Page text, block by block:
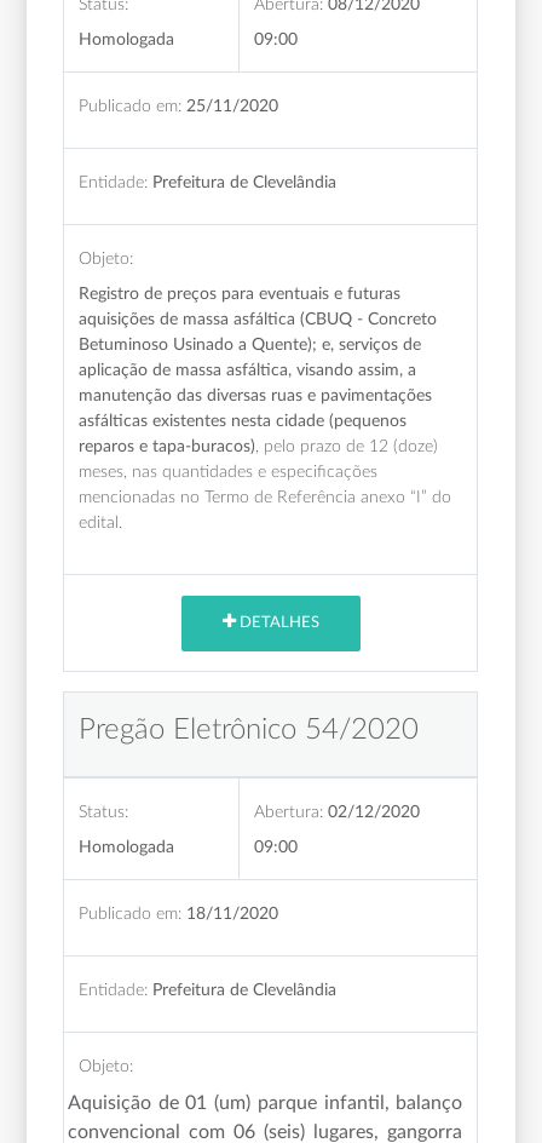
Status:
Homologada
Abertura: 08/12/2020
09:00
Publicado em: 25/11/2020
Entidade: Prefeitura de Clevelândia
Objeto:
Registro de preços para eventuais e futuras
aquisições de massa asfáltica (CBUQ - Concreto
Betuminoso Usinado a Quente); e, serviços de
aplicação de massa asfáltica, visando assim, a
manutenção das diversas ruas e pavimentações
asfálticas existentes nesta cidade (pequenos
reparos e tapa-buracos) , pelo prazo de 12 (doze)
meses, nas quantidades e especificações
mencionadas no Termo de Referência anexo “I” do
edital.
DETALHES
Pregão Eletrônico 54/2020
Status:
Homologada
Abertura: 02/12/2020
09:00
Publicado em: 18/11/2020
Entidade: Prefeitura de Clevelândia
Objeto:
Aquisição de 01 (um) parque infantil, balanço
convencional com 06 (seis) lugares, gangorra